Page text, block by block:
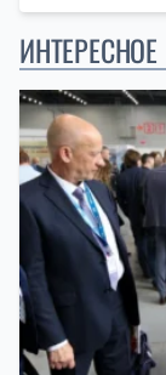
ИНТЕРЕСНОЕ